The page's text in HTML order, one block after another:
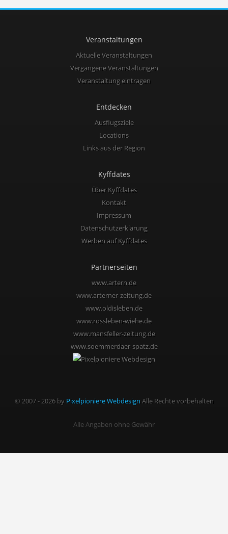
Veranstaltungen
Aktuelle Veranstaltungen
Vergangene Veranstaltungen
Veranstaltung eintragen
Entdecken
Ausflugsziele
Locations
Links aus der Region
Kyffdates
Über Kyffdates
Kontakt
Impressum
Datenschutzerklärung
Werben auf Kyffdates
Partnerseiten
www.artern.de
www.arterner-zeitung.de
www.oldisleben.de
www.rossleben-wiehe.de
www.mansfeller-zeitung.de
www.soemmerdaer-spatz.de
© 2007 - 2026 by Pixelpioniere Webdesign Alle Rechte vorbehalten
Alle Angaben ohne Gewähr